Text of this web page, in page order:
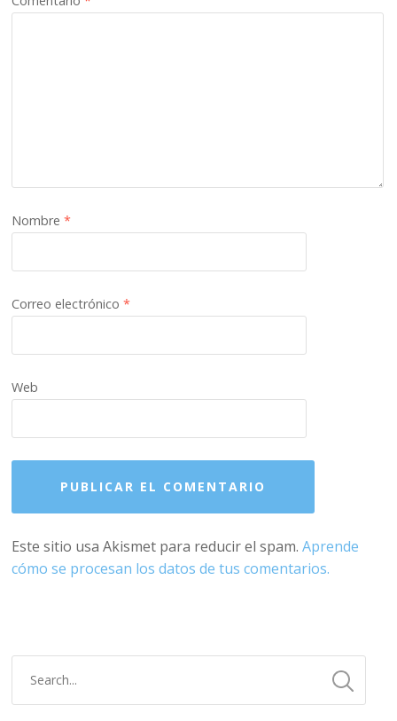
Nombre*
Correo electrónico*
Web
Este sitio usa Akismet para reducir el spam.Aprende
cómo se procesan los datos de tus comentarios.